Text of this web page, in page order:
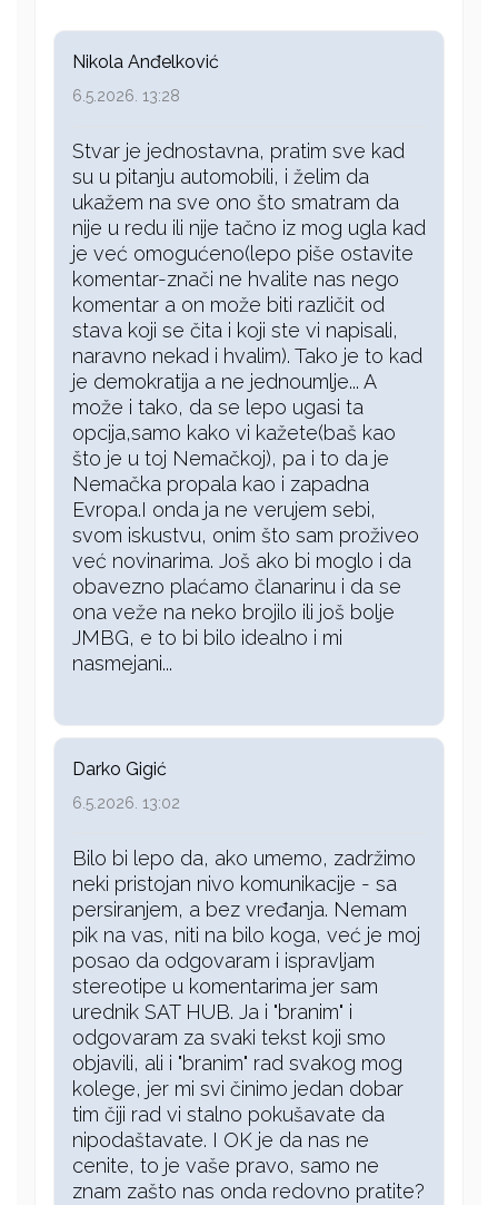
Nikola Anđelković
6.5.2026. 13:28
Stvar je jednostavna, pratim sve kad
su u pitanju automobili, i želim da
ukažem na sve ono što smatram da
nije u redu ili nije tačno iz mog ugla kad
je već omogućeno(lepo piše ostavite
komentar-znači ne hvalite nas nego
komentar a on može biti različit od
stava koji se čita i koji ste vi napisali,
naravno nekad i hvalim). Tako je to kad
je demokratija a ne jednoumlje... A
može i tako, da se lepo ugasi ta
opcija,samo kako vi kažete(baš kao
što je u toj Nemačkoj), pa i to da je
Nemačka propala kao i zapadna
Evropa.I onda ja ne verujem sebi,
svom iskustvu, onim što sam proživeo
već novinarima. Još ako bi moglo i da
obavezno plaćamo članarinu i da se
ona veže na neko brojilo ili još bolje
JMBG, e to bi bilo idealno i mi
nasmejani...
Darko Gigić
6.5.2026. 13:02
Bilo bi lepo da, ako umemo, zadržimo
neki pristojan nivo komunikacije - sa
persiranjem, a bez vređanja. Nemam
pik na vas, niti na bilo koga, već je moj
posao da odgovaram i ispravljam
stereotipe u komentarima jer sam
urednik SAT HUB. Ja i "branim" i
odgovaram za svaki tekst koji smo
objavili, ali i "branim" rad svakog mog
kolege, jer mi svi činimo jedan dobar
tim čiji rad vi stalno pokušavate da
nipodaštavate. I OK je da nas ne
cenite, to je vaše pravo, samo ne
znam zašto nas onda redovno pratite?